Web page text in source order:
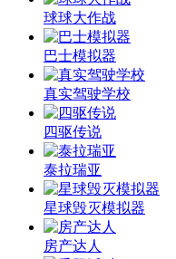
球球大作战
巴士模拟器
真实驾驶学校
四驱传说
泰拉瑞亚
星球毁灭模拟器
房产达人